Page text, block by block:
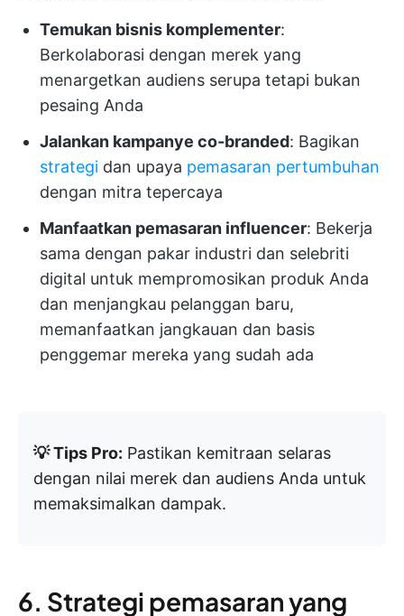
Temukan bisnis komplementer:
Berkolaborasi dengan merek yang
menargetkan audiens serupa tetapi bukan
pesaing Anda
Jalankan kampanye co-branded: Bagikan
strategi dan upaya pemasaran pertumbuhan
dengan mitra tepercaya
Manfaatkan pemasaran influencer: Bekerja
sama dengan pakar industri dan selebriti
digital untuk mempromosikan produk Anda
dan menjangkau pelanggan baru,
memanfaatkan jangkauan dan basis
penggemar mereka yang sudah ada
💡 Tips Pro: Pastikan kemitraan selaras
dengan nilai merek dan audiens Anda untuk
memaksimalkan dampak.
6. Strategi pemasaran yang